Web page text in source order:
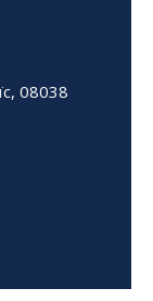
08038